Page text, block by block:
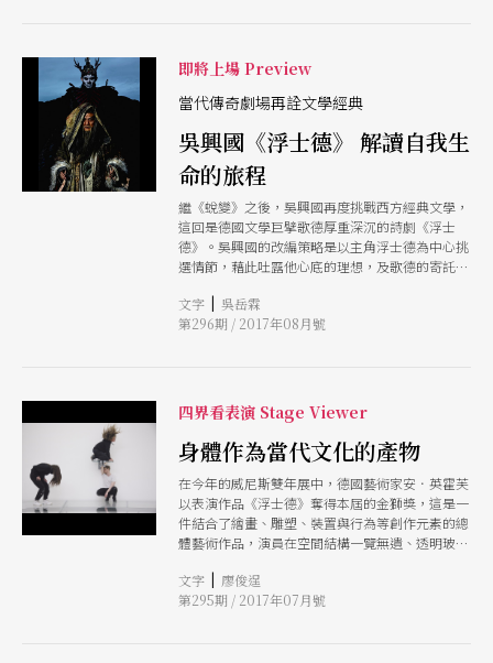
劇肢體，在真人與物件、遠景與特寫的來回切換
至於另一經典小品《我在車站等你》（Mr. Train）
關於空無一人的車站，一名孤獨老人與流浪狗的相
遇也於2022年巡演基隆、嘉義、台南、高雄、花蓮
等地。順帶一提，出奇偶戲團還曾設計獨特的「戶
外戲台」（open-air stage），可容納70名觀眾，
如巡演戲班方便帶著作品繼續旅程。無論街頭或正
規劇場，都能讓觀眾瞬間進入人偶交錯的奇幻世
界。
人數位化，在劇場和元宇宙之間虛實相交，至於觀
演經驗是否會因這種多維度沉浸的形式而徹底改
變，可能仍需由觀眾的體驗決定。科技到底想在戲
這個戲劇節最讓人關注的地方。 號稱全球首屆的
作品，除了搶先科技植入，讓AI、虛擬的人與物都
成為戲劇主角外，在一般劇場演出外，也進入北京
各大美術館、商場和社區，同時在線上與上海、廣
州、阿那亞、紐約、巴黎、柏林等地聯動，並與美
國Re-Fest戲劇節互動，在紐約和洛杉磯呈現演
出、展覽和戲劇人之間的對話。戲劇節也將打造成
首個全球性的內容集中分發平台。這些動作如果最
終證明有效，那麼科技之功不可沒，這個戲劇節算
是新科技時代的藝術領頭羊。希望它不僅止是新奇
什麼代價換來的。就像ChatGPT不斷地迭代更新，
我們同時也不斷地在失去什麼。
即將上場 Preview
當代傳奇劇場再詮文學經典
吳興國《浮士德》 解讀自我生
命的旅程
繼《蛻變》之後，吳興國再度挑戰西方經典文學，
這回是德國文學巨擘歌德厚重深沉的詩劇《浮士
德》。吳興國的改編策略是以主角浮士德為中心挑
選情節，藉此吐露他心底的理想，及歌德的寄託，
我」的轉變，也就是從上半齣嚮往戀愛卻得面臨錯
誤的降臨，到下半齣期盼付出、為人類貢獻並建立
文字 | 吳岳霖
第296期 / 2017年08月號
四界看表演 Stage Viewer
身體作為當代文化的產物
在今年的威尼斯雙年展中，德國藝術家安．英霍芙
以表演作品《浮士德》奪得本屆的金獅獎，這是一
件結合了繪畫、雕塑、裝置與行為等創作元素的總
體藝術作品，演員在空間結構一覽無遺、透明玻璃
幅幅的畫面。德國館策展人蘇珊．菲佛表示，英霍
芙用身體的語言直接面對社會、政治、經濟、藥物
文字 | 廖俊逞
第295期 / 2017年07月號